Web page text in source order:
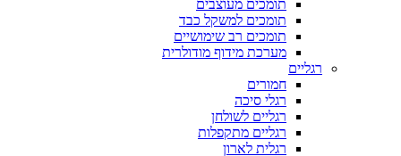
תומכים מעוצבים
תומכים למשקל כבד
תומכים רב שימושיים
מערכת מידוף מודולרית
רגליים
חמורים
רגלי סיכה
רגליים לשולחן
רגליים מתקפלות
רגלית לארון